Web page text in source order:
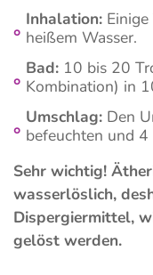
Inhalation:
heißem Wasser.
Bad: 10 bis 20
Kombination) in
Umschlag: Den
befeuchten und
Sehr wichtig!
wasserlöslich,
Dispergiermittel,
gelöst werden.